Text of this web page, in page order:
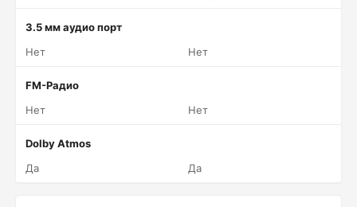
3.5 мм аудио порт
Нет
Нет
FM-Радио
Нет
Нет
Dolby Atmos
Да
Да